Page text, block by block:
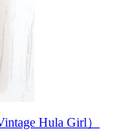
Hula Girl）